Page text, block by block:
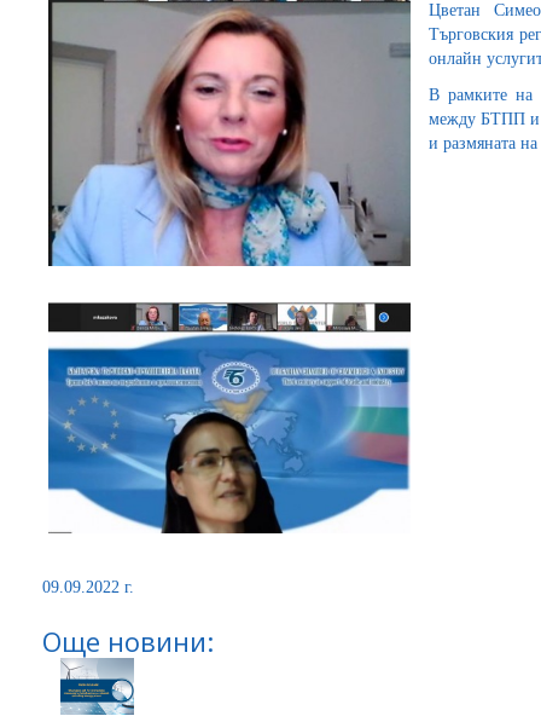
Цветан
Търговския
онлайн
В рамките на
между БТПП и
и размяната
09.09.2022 г.
Още новини: